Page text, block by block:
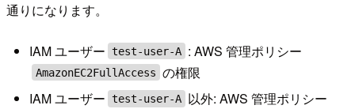
通りになります。
IAM ユーザー test-user-A : AWS 管理ポリシー
AmazonEC2FullAccess の権限
IAM ユーザー test-user-A 以外: AWS 管理ポリシー